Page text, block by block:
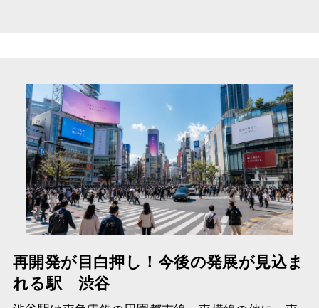
再開発が目白押し！今後の発展が見込ま
れる駅 渋谷